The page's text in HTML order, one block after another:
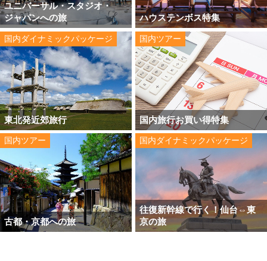
ユニバーサル・スタジオ・
ジャパンへの旅
ハウステンボス特集
国内ダイナミックパッケージ
東北発近郊旅行
国内ツアー
国内旅行お買い得特集
国内ツアー
古都・京都への旅
国内ダイナミックパッケージ
往復新幹線で行く！仙台⇔東
京の旅